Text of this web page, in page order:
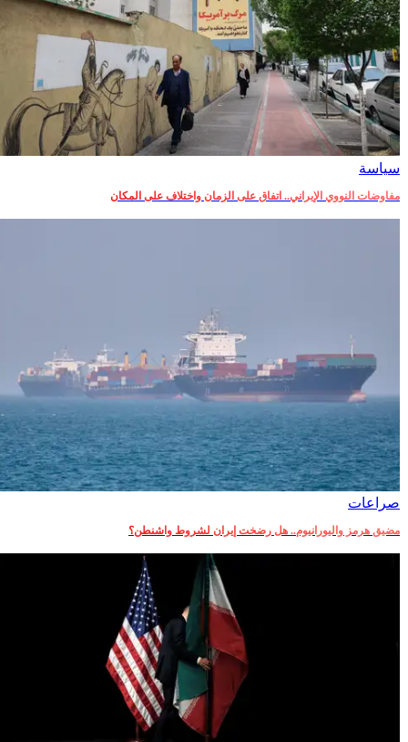
سياسة
مفاوضات النووي الإيراني.. اتفاق على الزمان واختلاف على المكان
صراعات‎
مضيق هرمز واليورانيوم.. هل رضخت إيران لشروط واشنطن؟